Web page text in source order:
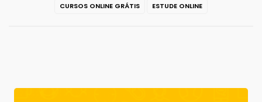
CURSOS ONLINE GRÁTIS
ESTUDE ONLINE